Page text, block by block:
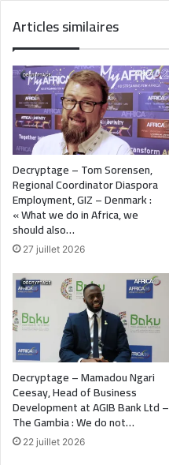
Articles similaires
Decryptage – Tom Sorensen,
Regional Coordinator Diaspora
Employment, GIZ – Denmark :
« What we do in Africa, we
should also…
27 juillet 2026
Decryptage – Mamadou Ngari
Ceesay, Head of Business
Development at AGIB Bank Ltd –
The Gambia : We do not…
22 juillet 2026